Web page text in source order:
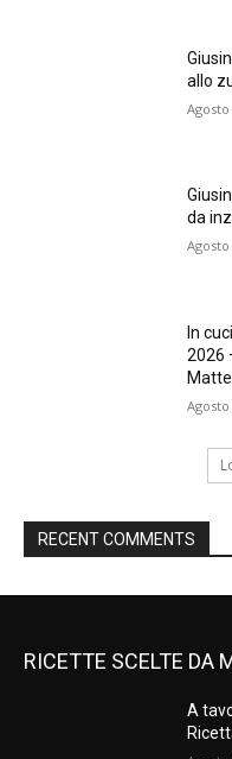
allo
Agosto
da
Agosto
In
2026
Agosto
RECENT COMMENTS
RICETTE SCELTE DA
A